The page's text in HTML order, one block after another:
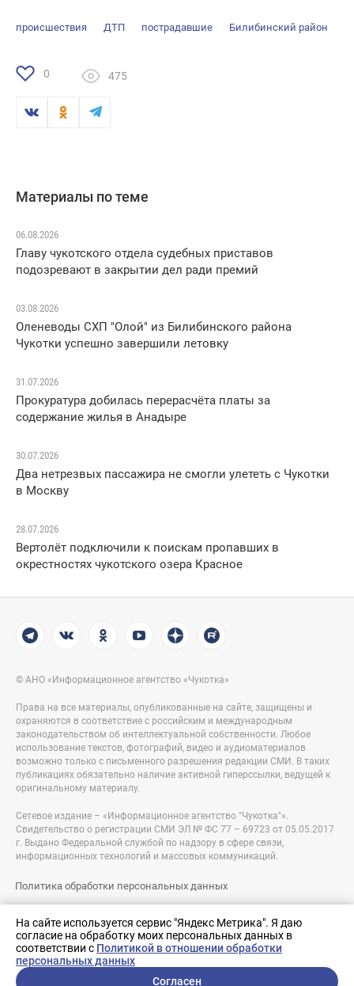
На сайте используется сервис "Яндекс Метрика". Я даю
согласие на обработку моих персональных данных в
соответствии с Политикой в отношении обработки
персональных данных
Согласен
происшествия ДТП пострадавшие Билибинский район
0 475
Материалы по теме
06.08.2026
Главу чукотского отдела судебных приставов
подозревают в закрытии дел ради премий
03.08.2026
Оленеводы СХП "Олой" из Билибинского района
Чукотки успешно завершили летовку
31.07.2026
Прокуратура добилась перерасчёта платы за
содержание жилья в Анадыре
30.07.2026
Два нетрезвых пассажира не смогли улететь с Чукотки
в Москву
28.07.2026
Вертолёт подключили к поискам пропавших в
окрестностях чукотского озера Красное
© АНО «Информационное агентство «Чукотка»
Права на все материалы, опубликованные на сайте, защищены и
охраняются в соответствие с российским и международным
законодательством об интеллектуальной собственности. Любое
использование текстов, фотографий, видео и аудиоматериалов
возможно только с письменного разрешения редакции СМИ. В таких
публикациях обязательно наличие активной гиперссылки, ведущей к
оригинальному материалу.
Сетевое издание – «Информационное агентство "Чукотка"».
Свидетельство о регистрации СМИ ЭЛ № ФС 77 – 69723 от 05.05.2017
г. Выдано Федеральной службой по надзору в сфере связи,
информационных технологий и массовых коммуникаций.
Политика обработки персональных данных
Разработка сайта:
nologostudio.ru